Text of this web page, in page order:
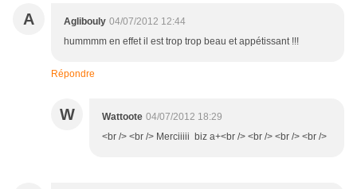
A Aglibouly 04/07/2012 12:44
hummmm en effet il est trop trop beau et appétissant !!!
Répondre
W Wattoote 04/07/2012 18:29
<br /> <br /> Merciiiii biz a+<br /> <br /> <br /> <br />